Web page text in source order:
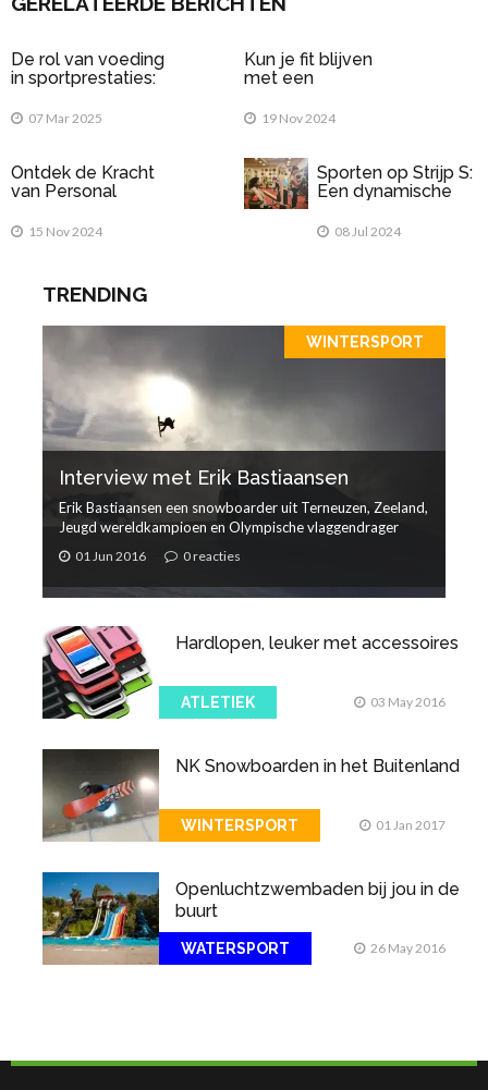
De rol van voeding
in sportprestaties:
na het sporten?
07 Mar 2025
Kun je fit blijven
met een
19 Nov 2024
Ontdek de Kracht
van Personal
Almere
15 Nov 2024
Sporten op Strijp S:
Een dynamische
sportliefhebbers
08 Jul 2024
TRENDING
WINTERSPORT
Interview met Erik Bastiaansen
Erik Bastiaansen een snowboarder uit Terneuzen, Zeeland,
Jeugd wereldkampioen en Olympische vlaggendrager
01 Jun 2016 0 reacties
Hardlopen, leuker met accessoires
ATLETIEK 03 May 2016
NK Snowboarden in het Buitenland
WINTERSPORT 01 Jan 2017
Openluchtzwembaden bij jou in de
buurt
WATERSPORT 26 May 2016